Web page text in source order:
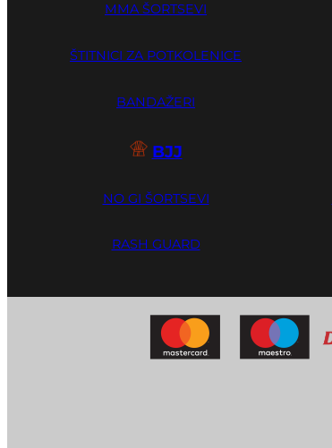
MMA ŠORTSEVI
ŠTITNICI ZA POTKOLENICE
BANDAŽERI
BJJ
NO GI ŠORTSEVI
RASH GUARD